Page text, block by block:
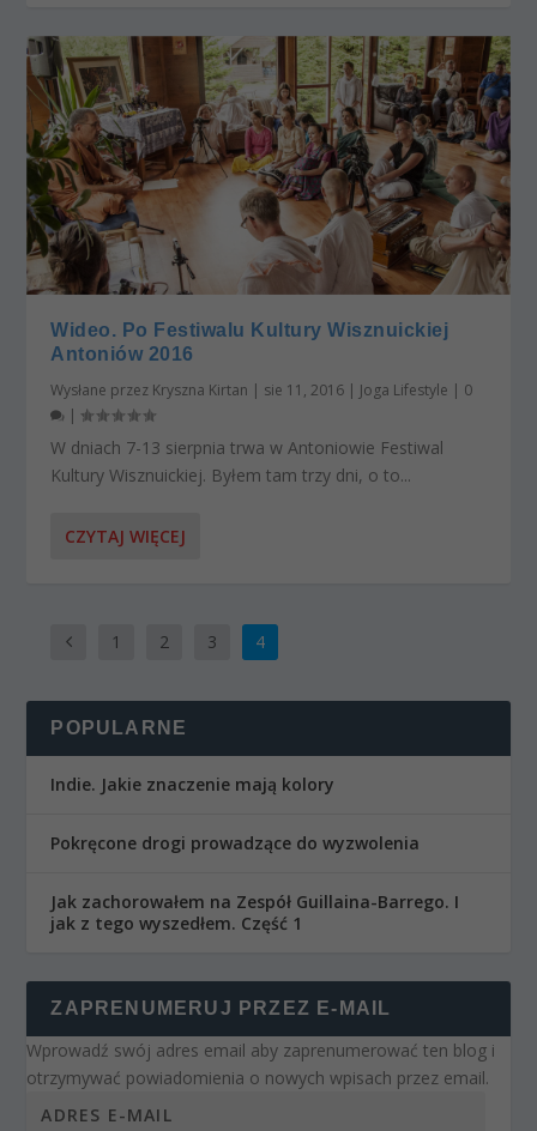
Wideo. Po Festiwalu Kultury Wisznuickiej
Antoniów 2016
Wysłane przez Kryszna Kirtan | sie 11, 2016 | Joga Lifestyle | 0
|
W dniach 7-13 sierpnia trwa w Antoniowie Festiwal
Kultury Wisznuickiej. Byłem tam trzy dni, o to...
CZYTAJ WIĘCEJ
1 2 3 4
POPULARNE
Indie. Jakie znaczenie mają kolory
Pokręcone drogi prowadzące do wyzwolenia
Jak zachorowałem na Zespół Guillaina-Barrego. I
jak z tego wyszedłem. Część 1
ZAPRENUMERUJ PRZEZ E-MAIL
Wprowadź swój adres email aby zaprenumerować ten blog i
otrzymywać powiadomienia o nowych wpisach przez email.